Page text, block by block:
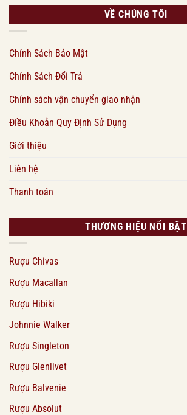
VỀ CHÚNG TÔI
Chính Sách Bảo Mật
Chính Sách Đổi Trả
Chính sách vận chuyển giao nhận
Điều Khoản Quy Định Sử Dụng
Giới thiệu
Liên hệ
Thanh toán
THƯƠNG HIỆU NỔI BẬT
Rượu Chivas
Rượu Macallan
Rượu Hibiki
Johnnie Walker
Rượu Singleton
Rượu Glenlivet
Rượu Balvenie
Rượu Absolut